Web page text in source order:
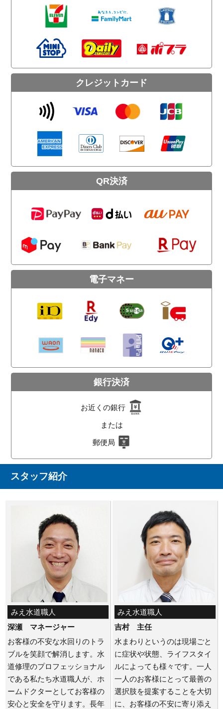
クレジットカード
QR決済
電子マネー
銀行決済
お近くの銀行
または
郵便局
スタッフ紹介
みえ水道職人
深瀬 マネージャー
お客様の不安な水回りのトラ
ブルを笑顔で解消します。水
道修理のプロフェッショナル
である私たち水道職人が、ホ
ームドクターとしてお客様の
安心と安全を守ります。長年
みえ水道職人
吉村 主任
水まわりというのは現場ごと
に症状や状態、ライフスタイ
ルによっても様々です。一人
一人のお客様にとって最善の
選択肢を提案することを大切
に、お客様の不安に寄り添え